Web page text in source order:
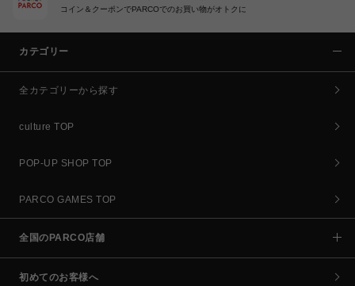
コイン＆クーポンでPARCOでのお買い物がオトクに
カテゴリー
全カテゴリーから探す
culture TOP
POP-UP SHOP TOP
PARCO GAMES TOP
全国のPARCO店舗
初めてのお客様へ